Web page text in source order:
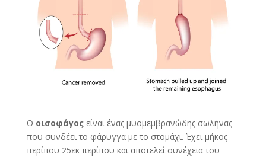
Ο οισοφάγοςείναι ένας μυομεμβρανώδης σωλήνας
που συνδέει το φάρυγγα με το στομάχι. Έχει μήκος
περίπου 25εκ περίπου και αποτελεί συνέχεια του